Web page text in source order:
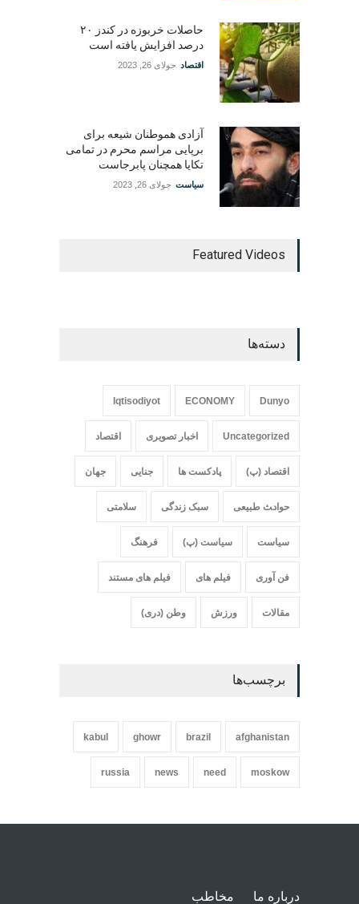
حاصلات خربوزه در کندز ۲۰
درصد افزایش یافته است
اقتصاد جولای 26, 2023
آزادی هموطنان شیعه برای
برپایی مراسم محرم در تمامی
تکایا همچنان پابرجاست
سیاست جولای 26, 2023
Featured Videos
دسته‌ها
Dunyo
ECONOMY
Iqtisodiyot
Uncategorized اخبار تصویری اقتصاد
اقتصاد (پ) پادکست ها جنایی جهان
حواد‍‍‍ث طبیعی سبک زندگی سلامتی
سیاست سیاست (پ) فرهنگ
فن آوری فیلم های فیلم های مستند
مقالات ورزش وطن (دری)
برچسب‌ها
afghanistan
brazil
ghowr
kabul
moskow
need
news
russia
درباره ما مخاطب